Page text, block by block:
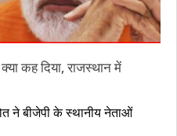
कह दिया, राजस्थान में
ने बीजेपी के स्थानीय नेताओं